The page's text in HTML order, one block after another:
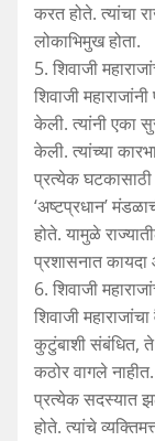
करत होते. त्यांचा
लोकाभिमुख होता.
5. शिवाजी
शिवाजी
केली. त्यांनी एका
केली. त्यांच्या
प्रत्येक
‘अष्टप्रधान’
होते. यामुळे
प्रशासनात कायदा
6. शिवाजी
शिवाजी
कुटुंबाशी संबंधित,
कठोर वागले नाहीत.
प्रत्येक सदस्यात
होते. त्यांचे